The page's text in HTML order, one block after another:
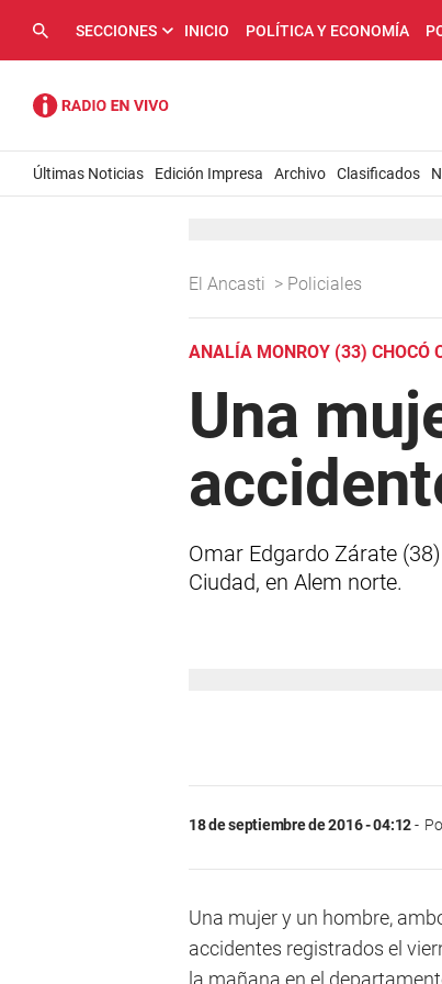
SECCIONES INICIO POLÍTICA Y ECONOMÍA
Últimas Noticias Edición Impresa Archivo Clasificados
El Ancasti > Policiales
ANALÍA MONROY (33) CHOCÓ
Una
Omar Edgardo Zárate
Ciudad, en Alem norte.
18 de septiembre de 2016 - 04:12
Una mujer y un hombre,
accidentes registrados el
la mañana en el